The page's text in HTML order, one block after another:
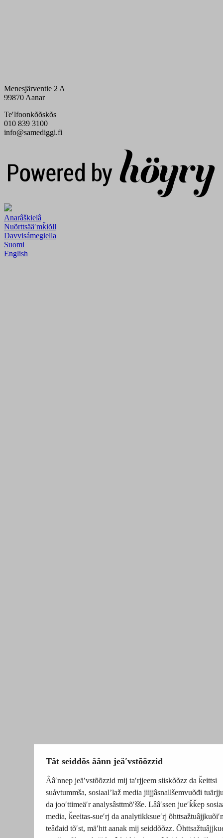
Tät seiddõs âânn jeäʹvstõõzzid
Ââʹnnep jeäʹvstõõzzid mij taʹrjjeem siiskõõzz da ǩeittsi
suåvtummša, sosiaalʼlaž media jiijjâsnallšemvuõđi
da jooʹttimeäʹr analysâsttmõʹšše. Lââʹssen jueʹǩǩep
media, ǩeeitas-sueʹrj da analytikksueʹrj
teâđaid tõʹst, mäʹhtt aanak mij seiddõõzz.
Menesjärventie 2 A
99870 Aanar
Teʹlfoonkõõskõs
010 839 3100
info@samediggi.fi
Anarâškielâ
Nuõrttsääʹmǩiõll
Davvisámegiella
Suomi
English